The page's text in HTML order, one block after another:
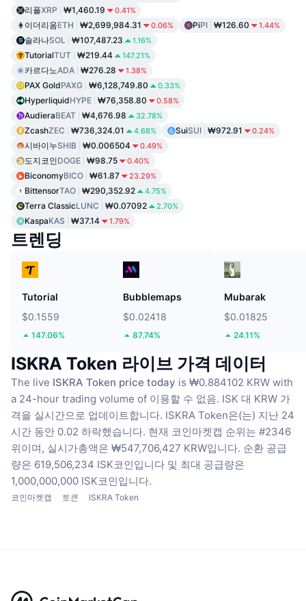
리플XRP ₩1,460.19 0.41%
이더리움ETH ₩2,699,984.31 0.06% PiPI ₩126.60 1.44%
솔라나SOL ₩107,487.23 1.16%
TutorialTUT ₩219.44 147.21%
카르다노ADA ₩276.28 1.38%
PAX GoldPAXG ₩6,128,749.80 0.33%
HyperliquidHYPE ₩76,358.80 0.58%
AudieraBEAT ₩4,676.98 32.78%
ZcashZEC ₩736,324.01 4.68% SuiSUI ₩972.91 0.24%
시바이누SHIB ₩0.006504 0.49%
도지코인DOGE ₩98.75 0.40%
BiconomyBICO ₩61.87 23.29%
BittensorTAO ₩290,352.92 4.75%
Terra ClassicLUNC ₩0.07092 2.70%
KaspaKAS ₩37.14 1.79%
트렌딩
Tutorial
$0.1559
147.06%
Bubblemaps
$0.02418
87.74%
Mubarak
$0.01825
24.11%
ISKRA Token 라이브 가격 데이터
The live ISKRA Token price today is ₩0.884102 KRW with
a 24-hour trading volume of 이용할 수 없음. ISK 대 KRW 가
격을 실시간으로 업데이트합니다. ISKRA Token은(는) 지난 24
시간 동안 0.02 하락했습니다. 현재 코인마켓캡 순위는 #2346
위이며, 실시가총액은 ₩547,706,427 KRW입니다. 순환 공급
량은 619,506,234 ISK코인입니다 및 최대 공급량은
1,000,000,000 ISK코인입니다.
코인마켓캡 토큰 ISKRA Token